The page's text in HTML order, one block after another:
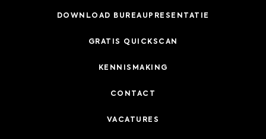
DOWNLOAD BUREAUPRESENTATIE
GRATIS QUICKSCAN
KENNISMAKING
CONTACT
VACATURES